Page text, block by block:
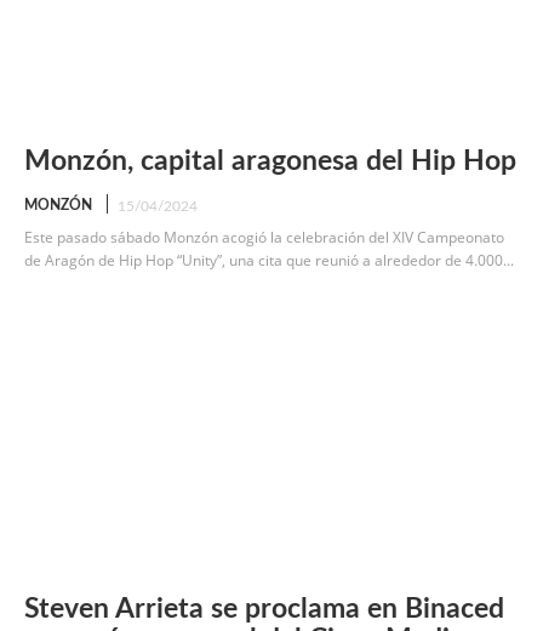
Monzón, capital aragonesa del Hip Hop
MONZÓN 15/04/2024
Este pasado sábado Monzón acogió la celebración del XIV Campeonato
de Aragón de Hip Hop “Unity”, una cita que reunió a alrededor de 4.000...
Steven Arrieta se proclama en Binaced